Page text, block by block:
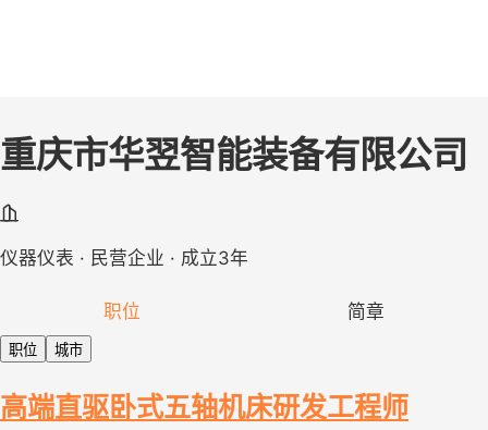
重庆市华翌智能装备有限公司
仪器仪表 · 民营企业 · 成立3年
职位 简章
职位 城市
高端直驱卧式五轴机床研发工程师